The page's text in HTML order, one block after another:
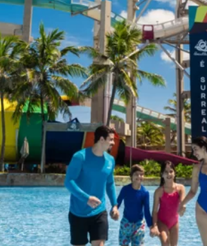
BIENESTAR
BEACH
PARK
RESORT